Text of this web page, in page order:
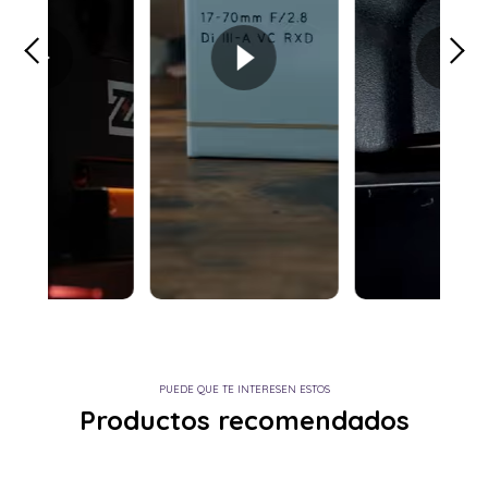
PUEDE QUE TE INTERESEN ESTOS
Productos recomendados